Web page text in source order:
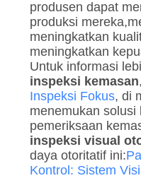
produsen dapat
produksi
meningkatkan
meningkatkan
Untuk informasi
inspeksi kemasan
Inspeksi Fokus, di
menemukan
pemeriksaan
inspeksi visual
daya otoritatif ini:
Kontrol: Sistem